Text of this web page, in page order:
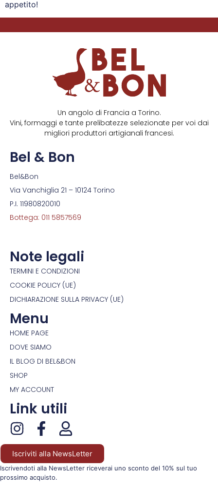
appetito!
Un angolo di Francia a Torino.
Vini, formaggi e tante prelibatezze selezionate per voi dai
migliori produttori artigianali francesi.
Bel & Bon
Bel&Bon
Via Vanchiglia 21 – 10124 Torino
P.I. 11980820010
Bottega: 011 5857569
Note legali
TERMINI E CONDIZIONI
COOKIE POLICY (UE)
DICHIARAZIONE SULLA PRIVACY (UE)
Menu
HOME PAGE
DOVE SIAMO
IL BLOG DI BEL&BON
SHOP
MY ACCOUNT
Link utili
Iscriviti alla NewsLetter
Iscrivendoti alla NewsLetter riceverai uno sconto del 10% sul tuo
prossimo acquisto.